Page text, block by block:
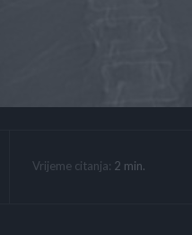
Vrijeme citanja: 2 min.